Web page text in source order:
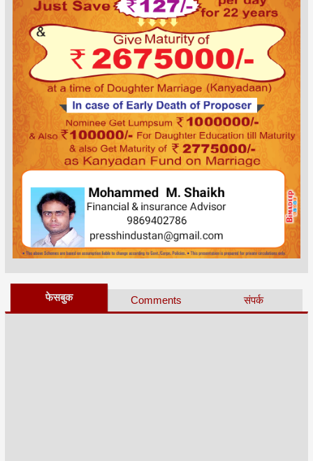
फेसबुक Comments संपर्क